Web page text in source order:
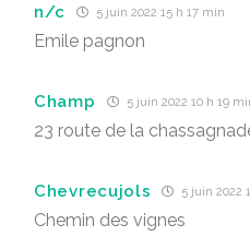
n/c 5 juin 2022 15 h 17 min
Emile pagnon
Champ 5 juin 2022 10 h 19
23 route de la
Chevrecujols 5 juin 2022
Chemin des vignes